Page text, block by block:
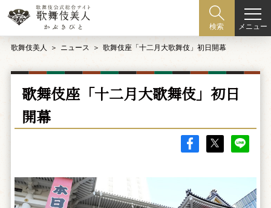
検索 メニュー
歌舞伎美人 ニュース 歌舞伎座「十二月大歌舞伎」初日開幕
歌舞伎座「十二月大歌舞伎」初日
開幕